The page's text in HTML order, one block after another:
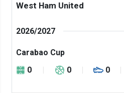
West Ham United
2026/2027
Carabao Cup
0
0 0